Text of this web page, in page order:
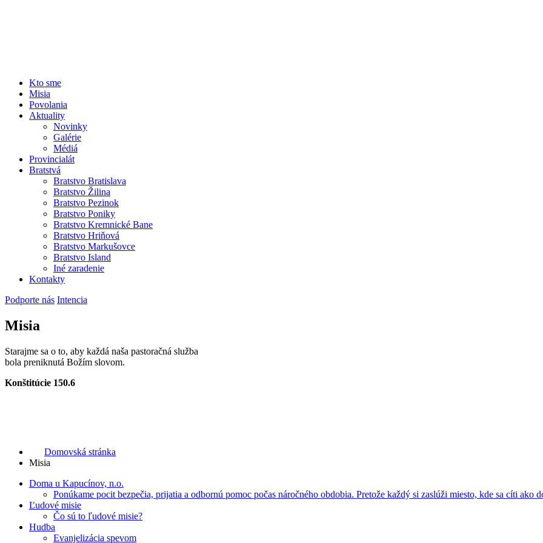
Kto sme
Misia
Povolania
Aktuality
Novinky
Galérie
Médiá
Provincialát
Bratstvá
Bratstvo Bratislava
Bratstvo Žilina
Bratstvo Pezinok
Bratstvo Poniky
Bratstvo Kremnické Bane
Bratstvo Hriňová
Bratstvo Markušovce
Bratstvo Island
Iné zaradenie
Kontakty
Podporte nás Intencia
Misia
Starajme sa o to, aby každá naša pastoračná služba
bola preniknutá Božím slovom.
Konštitúcie 150.6
Domovská stránka
Misia
Doma u Kapucínov, n.o.
Ponúkame pocit bezpečia, prijatia a odbornú pomoc počas náročného obdobia. Pretože každý si zaslúži miesto, kde sa cíti ako
Ľudové misie
Čo sú to ľudové misie?
Hudba
Evanjelizácia spevom